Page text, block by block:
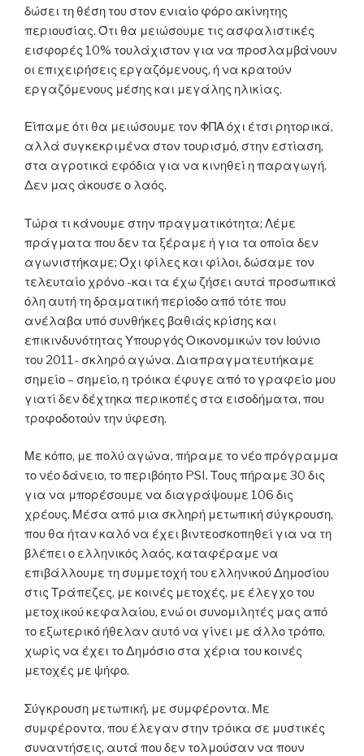
δώσει τη θέση του στον ενιαίο φόρο ακίνητης
περιουσίας. Ότι θα μειώσουμε τις ασφαλιστικές
εισφορές 10% τουλάχιστον για να προσλαμβάνουν
οι επιχειρήσεις εργαζόμενους, ή να κρατούν
εργαζόμενους μέσης και μεγάλης ηλικίας.
Είπαμε ότι θα μειώσουμε τον ΦΠΑ όχι έτσι ρητορικά,
αλλά συγκεκριμένα στον τουρισμό, στην εστίαση,
στα αγροτικά εφόδια για να κινηθεί η παραγωγή.
Δεν μας άκουσε ο λαός.
Τώρα τι κάνουμε στην πραγματικότητα; Λέμε
πράγματα που δεν τα ξέραμε ή για τα οποία δεν
αγωνιστήκαμε; Όχι φίλες και φίλοι, δώσαμε τον
τελευταίο χρόνο -και τα έχω ζήσει αυτά προσωπικά
όλη αυτή τη δραματική περίοδο από τότε που
ανέλαβα υπό συνθήκες βαθιάς κρίσης και
επικινδυνότητας Υπουργός Οικονομικών τον Ιούνιο
του 2011- σκληρό αγώνα. Διαπραγματευτήκαμε
σημείο – σημείο, η τρόικα έφυγε από το γραφείο μου
γιατί δεν δέχτηκα περικοπές στα εισοδήματα, που
τροφοδοτούν την ύφεση.
Με κόπο, με πολύ αγώνα, πήραμε το νέο πρόγραμμα
το νέο δάνειο, το περιβόητο PSI. Τους πήραμε 30 δις
για να μπορέσουμε να διαγράψουμε 106 δις
χρέους. Μέσα από μια σκληρή μετωπική σύγκρουση,
που θα ήταν καλό να έχει βιντεοσκοπηθεί για να τη
βλέπει ο ελληνικός λαός, καταφέραμε να
επιβάλλουμε τη συμμετοχή του ελληνικού Δημοσίου
στις Τράπεζες, με κοινές μετοχές, με έλεγχο του
μετοχικού κεφαλαίου, ενώ οι συνομιλητές μας από
το εξωτερικό ήθελαν αυτό να γίνει με άλλο τρόπο,
χωρίς να έχει το Δημόσιο στα χέρια του κοινές
μετοχές με ψήφο.
Σύγκρουση μετωπική, με συμφέροντα. Με
συμφέροντα, που έλεγαν στην τρόικα σε μυστικές
συναντήσεις, αυτά που δεν τολμούσαν να πουν